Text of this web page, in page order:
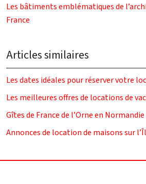
Les bâtiments emblématiques de
France
Articles similaires
Les dates idéales pour réserver votre
Les meilleures offres de locations de
Gîtes de France de l’Orne en Normandie
Annonces de location de maisons sur